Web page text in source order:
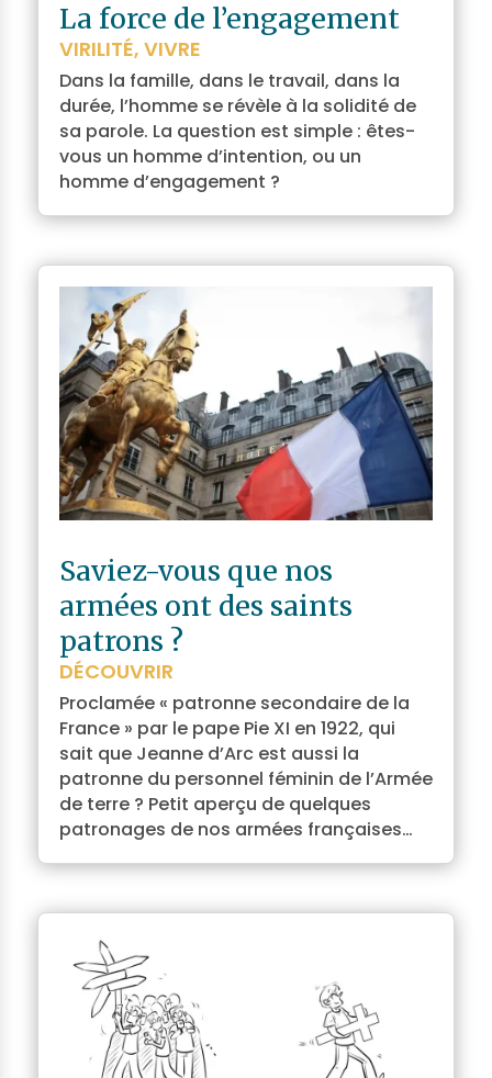
La force de l’engagement
VIRILITÉ, VIVRE
Dans la famille, dans le travail, dans la
durée, l’homme se révèle à la solidité de
sa parole. La question est simple : êtes-
vous un homme d’intention, ou un
homme d’engagement ?
Saviez-vous que nos
armées ont des saints
patrons ?
DÉCOUVRIR
Proclamée « patronne secondaire de la
France » par le pape Pie XI en 1922, qui
sait que Jeanne d’Arc est aussi la
patronne du personnel féminin de l’Armée
de terre ? Petit aperçu de quelques
patronages de nos armées françaises…